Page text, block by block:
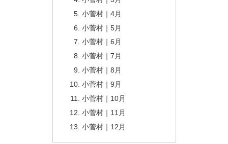
小菅村｜4月
小菅村｜5月
小菅村｜6月
小菅村｜7月
小菅村｜8月
小菅村｜9月
小菅村｜10月
小菅村｜11月
小菅村｜12月